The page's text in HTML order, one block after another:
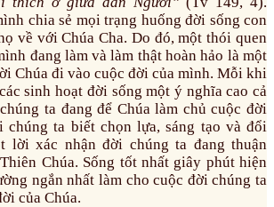
chia sẻ mọi trạng huống đời sống con
về với Chúa Cha. Do đó, một thói quen
đang làm và làm thật hoàn hảo là một
Chúa đi vào cuộc đời của mình. Mỗi khi
sinh hoạt đời sống một ý nghĩa cao cả
ta đang để Chúa làm chủ cuộc đời
ta biết chọn lựa, sáng tạo và đổi
lời xác nhận đời chúng ta đang thuận
Chúa. Sống tốt nhất giây phút hiện
ngắn nhất làm cho cuộc đời chúng ta
của Chúa.